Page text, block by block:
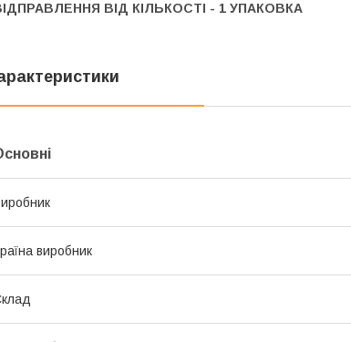
ВІД КІЛЬКОСТІ - 1 УПАКОВКА
виробник